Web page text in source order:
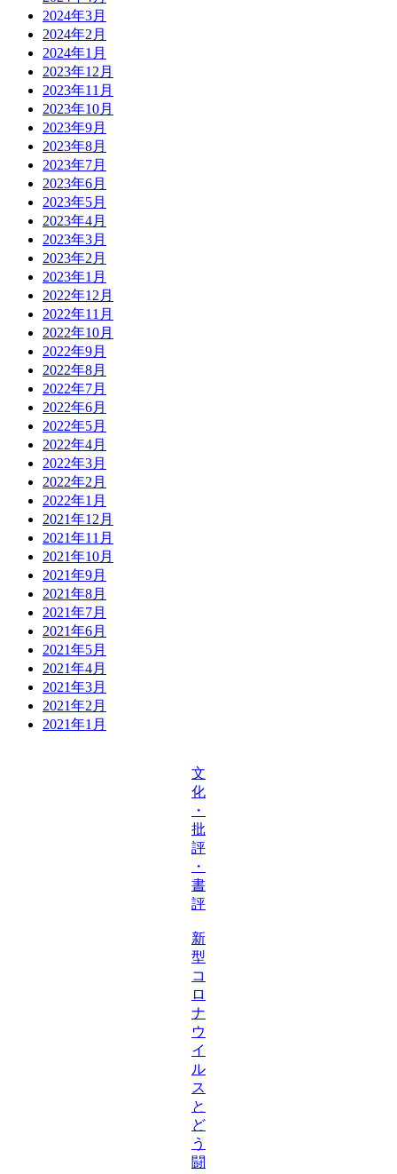
2024年3月
2024年2月
2024年1月
2023年12月
2023年11月
2023年10月
2023年9月
2023年8月
2023年7月
2023年6月
2023年5月
2023年4月
2023年3月
2023年2月
2023年1月
2022年12月
2022年11月
2022年10月
2022年9月
2022年8月
2022年7月
2022年6月
2022年5月
2022年4月
2022年3月
2022年2月
2022年1月
2021年12月
2021年11月
2021年10月
2021年9月
2021年8月
2021年7月
2021年6月
2021年5月
2021年4月
2021年3月
2021年2月
2021年1月
文
化
・
批
評
・
書
評
新
型
コ
ロ
ナ
ウ
イ
ル
ス
と
ど
う
闘